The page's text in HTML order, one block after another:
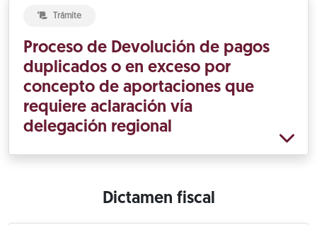
Trámite
Proceso de Devolución de pagos
duplicados o en exceso por
concepto de aportaciones que
requiere aclaración vía
delegación regional
Dictamen fiscal